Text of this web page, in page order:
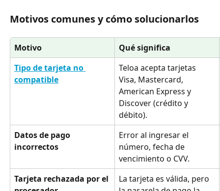
Motivos comunes y cómo solucionarlos
Motivo
Qué significa
Tipo de tarjeta no
compatible
Teloa acepta tarjetas
Visa, Mastercard,
American Express y
Discover (crédito y
débito).
Datos de pago
incorrectos
Error al ingresar el
número, fecha de
vencimiento o CVV.
Tarjeta rechazada por el
La tarjeta es válida, pero